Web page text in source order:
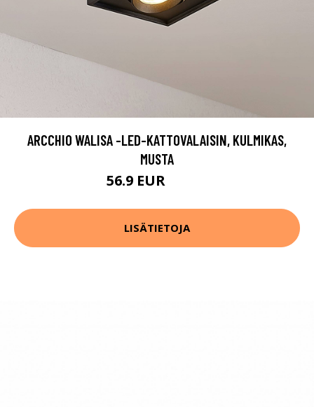
ARCCHIO WALISA -LED-KATTOVALAISIN, KULMIKAS,
MUSTA
56.9 EUR
LISÄTIETOJA